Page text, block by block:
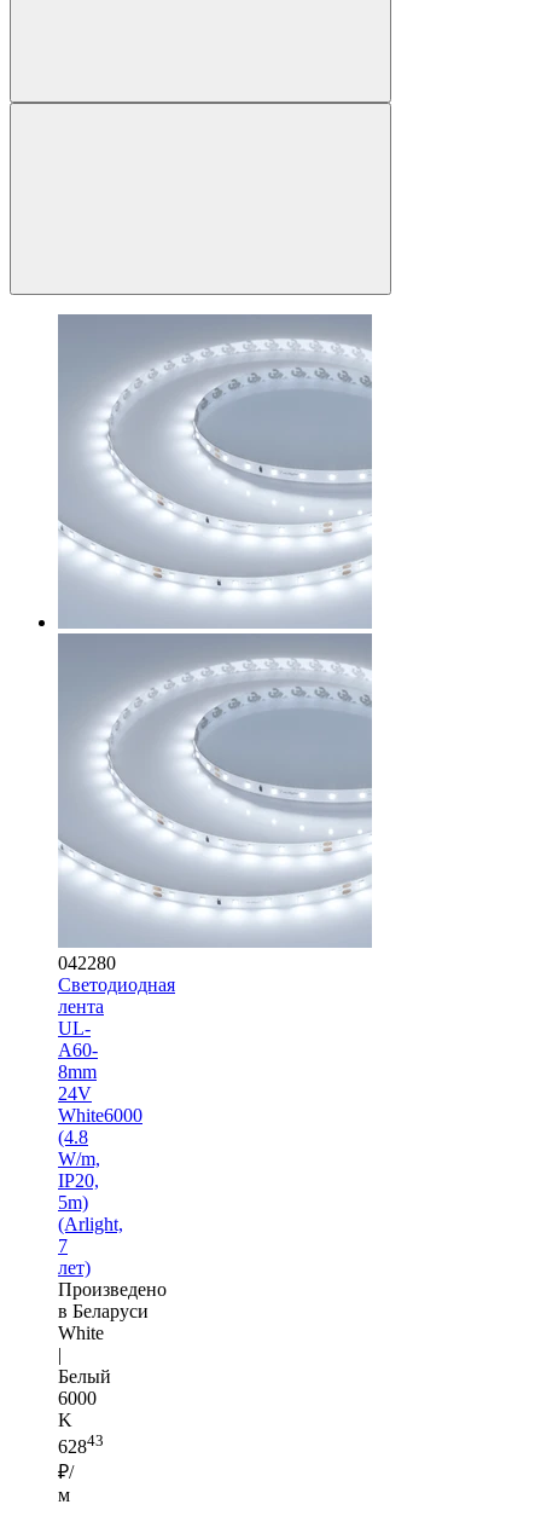
042280
Светодиодная
лента
UL-
A60-
8mm
24V
White6000
(4.8
W/m,
IP20,
5m)
(Arlight,
7
лет)
Произведено
в Беларуси
White
|
Белый
6000
K
62843
₽/
м